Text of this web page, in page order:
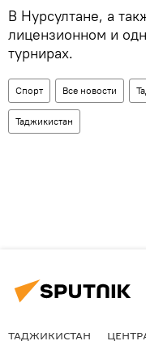
В Нурсултане, а
лицензионном и
турнирах.
Спорт Все новости
Таджикистан
ТАДЖИКИСТАН